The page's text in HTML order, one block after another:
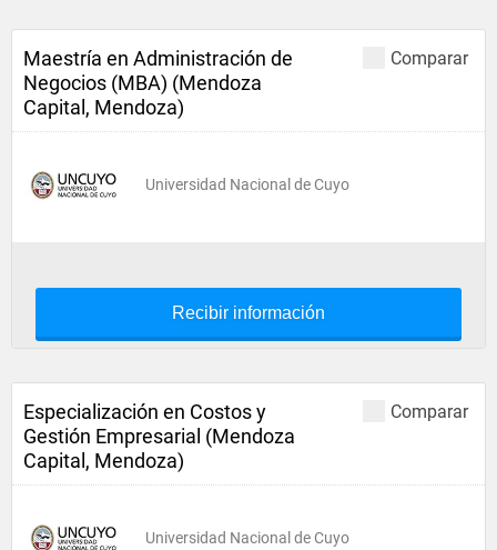
Comparar
Maestría en Administración de
Negocios (MBA) (Mendoza
Capital, Mendoza)
Universidad Nacional de Cuyo
Recibir información
Comparar
Especialización en Costos y
Gestión Empresarial (Mendoza
Capital, Mendoza)
Universidad Nacional de Cuyo